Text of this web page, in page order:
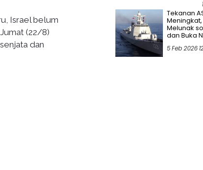
Israel belum
(22/8)
dan
Tekanan
Melunak
dan Buka
5 Feb 2026